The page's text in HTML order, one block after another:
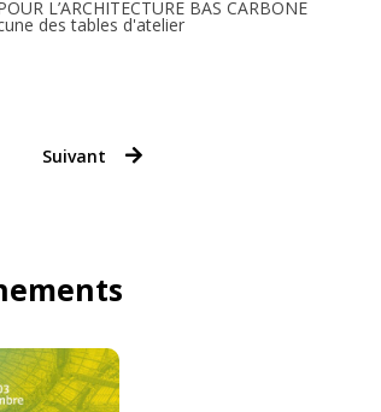
L’ARCHITECTURE BAS CARBONE
des tables d'atelier
Suivant